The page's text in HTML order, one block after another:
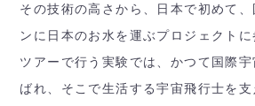
その技術の高さから、日本で初めて
ンに日本のお水を運ぶプロジェクトに
ツアーで行う実験では、かつて国際
ばれ、そこで生活する宇宙飛行士を支